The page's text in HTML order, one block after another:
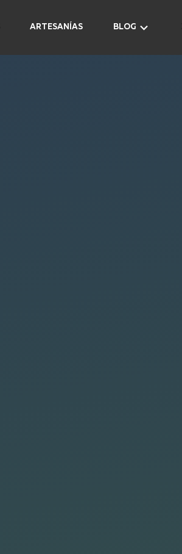
ARTESANÍAS BLOG